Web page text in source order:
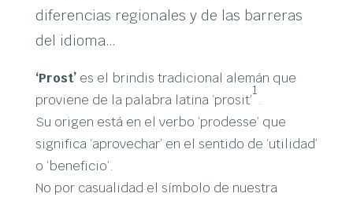
diferencias regionales y de las barreras
del idioma…
‘Prost’es el brindis tradicional alemán que
proviene de la palabra latina ‘prosit’
1
.
Su origen está en el verbo ‘prodesse’ que
significa ‘aprovechar’ en el sentido de ‘utilidad’
o ‘beneficio’.
No por casualidad el símbolo de nuestra